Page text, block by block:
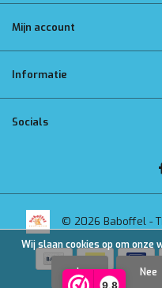
9,8
Mijn account
Informatie
Socials
© 2026 Baboffel -
Wij slaan cookies op om onze
Ja Nee